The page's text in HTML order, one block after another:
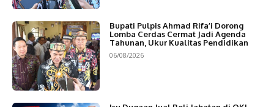
Bupati Pulpis Ahmad Rifa’i Dorong
Lomba Cerdas Cermat Jadi Agenda
Tahunan, Ukur Kualitas Pendidikan
06/08/2026